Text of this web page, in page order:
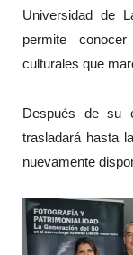
Universidad de
permite
culturales que
Después de su
trasladará hasta
nuevamente